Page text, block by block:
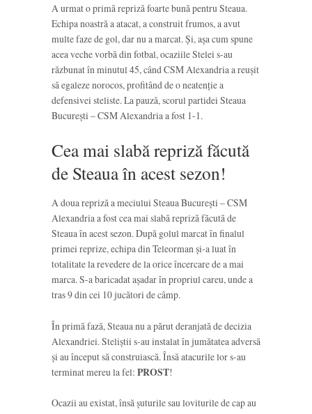
A urmat o primă repriză foarte bună pentru Steaua.
Echipa noastră a atacat, a construit frumos, a avut
multe faze de gol, dar nu a marcat. Și, așa cum spune
acea veche vorbă din fotbal, ocaziile Stelei s-au
răzbunat în minutul 45, când CSM Alexandria a reușit
să egaleze norocos, profitând de o neatenție a
defensivei steliste. La pauză, scorul partidei Steaua
București – CSM Alexandria a fost 1-1.
Cea mai slabă repriză făcută
de Steaua în acest sezon!
A doua repriză a meciului Steaua București – CSM
Alexandria a fost cea mai slabă repriză făcută de
Steaua în acest sezon. După golul marcat în finalul
primei reprize, echipa din Teleorman și-a luat în
totalitate la revedere de la orice încercare de a mai
marca. S-a baricadat așadar în propriul careu, unde a
tras 9 din cei 10 jucători de câmp.
În primă fază, Steaua nu a părut deranjată de decizia
Alexandriei. Steliștii s-au instalat în jumătatea adversă
și au început să construiască. Însă atacurile lor s-au
terminat mereu la fel: PROST!
Ocazii au existat, însă șuturile sau loviturile de cap au